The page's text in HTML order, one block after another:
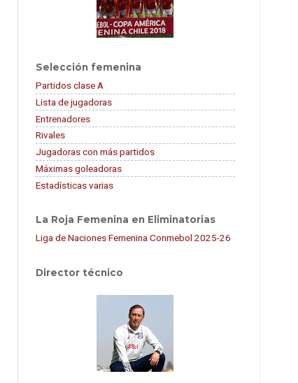
Selección femenina
Partidos clase A
Lista de jugadoras
Entrenadores
Rivales
Jugadoras con más partidos
Máximas goleadoras
Estadísticas varias
La Roja Femenina en Eliminatorias
Liga de Naciones Femenina Conmebol 2025-26
Director técnico